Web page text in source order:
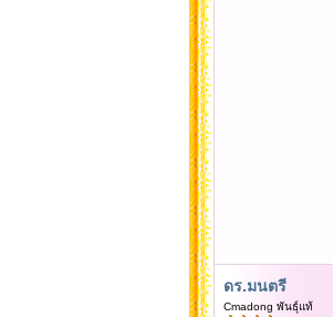
ดร.มนตรี
Cmadong พันธุ์แท้